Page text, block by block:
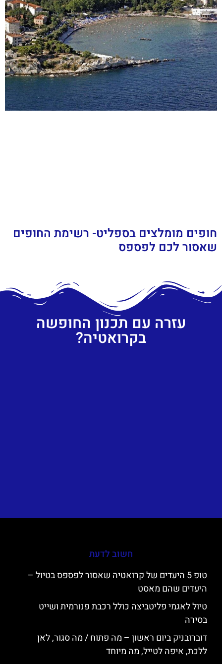
חופים מומלצים בספליט- רשימת החופים
שאסור לכם לפספס
עזרה עם תכנון החופשה
בקרואטיה?
חשוב לדעת
טופ 5 היעדים של קרואטיה שאסור לפספס בטיול –
היעדים שהם מאסט
טיול לאגמי פליטביצה כולל רכבת פנורמית ושייט
בסירה
דוברובניק ביום ראשון – מה פתוח / מה סגור, לאן
ללכת, איפה לטייל, מה מיוחד